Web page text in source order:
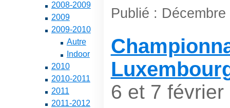
2008-2009
2009
2009-2010
Autre
Indoor
2010
2010-2011
2011
2011-2012
Publié : Décembre
6 et 7 février